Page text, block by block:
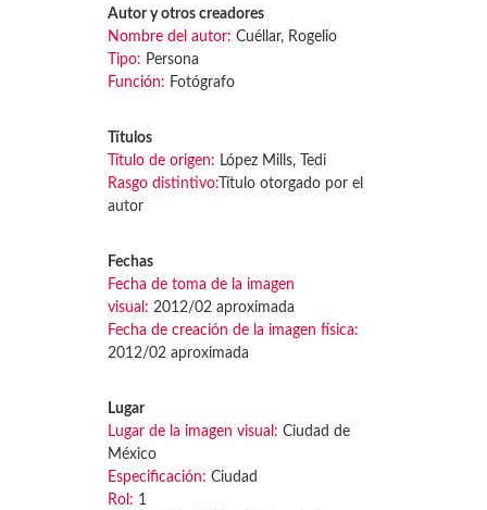
Autor y otros creadores
Nombre del autor: Cuéllar, Rogelio
Tipo: Persona
Función: Fotógrafo
Títulos
Título de origen: López Mills, Tedi
Rasgo distintivo: Título otorgado por el
autor
Fechas
Fecha de toma de la imagen
visual: 2012/02 aproximada
Fecha de creación de la imagen física:
2012/02 aproximada
Lugar
Lugar de la imagen visual: Ciudad de
México
Especificación: Ciudad
Rol: 1